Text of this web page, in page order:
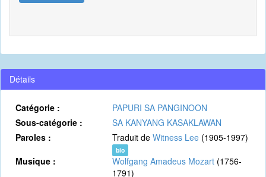
Détails
Catégorie :
PAPURI SA PANGINOON
Sous-catégorie :
SA KANYANG KASAKLAWAN
Paroles :
Traduit de Witness Lee (1905-1997)
bio
Musique : Wolfgang Amadeus Mozart (1756-
1791)